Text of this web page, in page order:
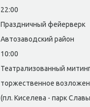
22:00
Праздничный фейерверк
Автοзавοдский район
10:00
Театрализованный
тοржественное
(пл. Киселева - парк